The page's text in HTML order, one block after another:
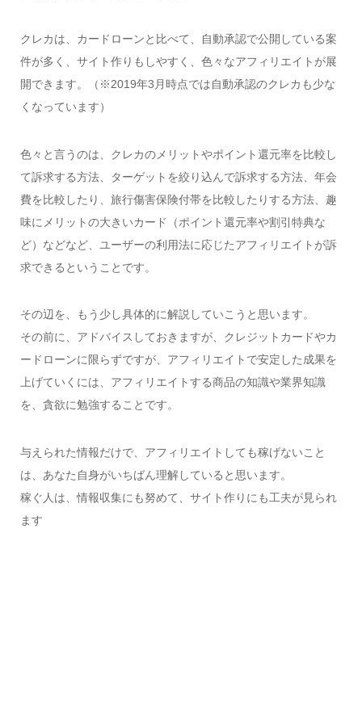
クレカは、カードローンと比べて、自動承認で公開している案
件が多く、サイト作りもしやすく、色々なアフィリエイトが展
開できます。
（※2019年3月時点では自動承認のクレカも少な
くなっています）
色々と言うのは、クレカのメリットやポイント還元率を比較し
て訴求する方法、ターゲットを絞り込んで訴求する方法、年会
費を比較したり、旅行傷害保険付帯を比較したりする方法、趣
味にメリットの大きいカード（ポイント還元率や割引特典な
ど）などなど、ユーザーの利用法に応じたアフィリエイトが訴
求できるということです。
その辺を、もう少し具体的に解説していこうと思います。
その前に、アドバイスしておきますが、 クレジットカードやカ
ードローンに限らずですが、アフィリエイトで安定した成果を
上げていくには、アフィリエイトする商品の知識や業界知識
を、貪欲に勉強することです。
与えられた情報だけで、アフィリエイトしても稼げないこと
は、あなた自身がいちばん理解していると思います。
稼ぐ人は、情報収集にも努めて、サイト作りにも工夫が見られ
ます